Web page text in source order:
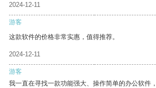
2024-12-11
游客
这款软件的价格非常实惠，值得推荐。
2024-12-11
游客
我一直在寻找一款功能强大、操作简单的办公软件